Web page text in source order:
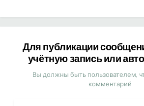
Для публикации
учётную запись или
Вы должны быть пользователем,
комментарий